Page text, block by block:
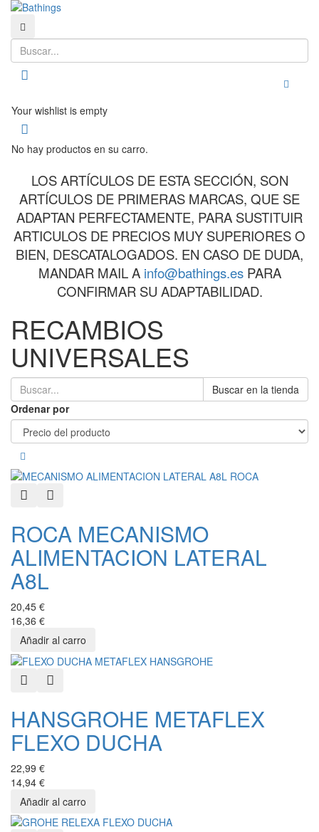
Buscar
Toggle
Your wishlist is empty
No hay productos en su carro.
LOS ARTÍCULOS DE ESTA SECCIÓN, SON
ARTÍCULOS DE PRIMERAS MARCAS, QUE SE
ADAPTAN PERFECTAMENTE, PARA SUSTITUIR
ARTICULOS DE PRECIOS MUY SUPERIORES O
BIEN, DESCATALOGADOS. EN CASO DE DUDA,
MANDAR MAIL A info@bathings.es PARA
CONFIRMAR SU ADAPTABILIDAD.
RECAMBIOS
UNIVERSALES
Buscar en la tienda
Ordenar por
Quick View
ROCA MECANISMO
ALIMENTACION LATERAL
A8L
20,45 €
16,36 €
Quick View
HANSGROHE METAFLEX
FLEXO DUCHA
22,99 €
14,94 €